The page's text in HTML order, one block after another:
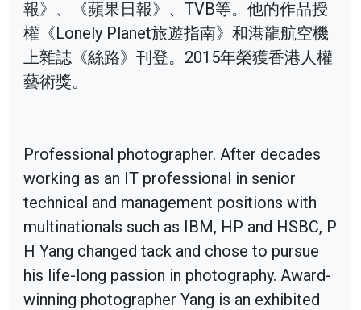
報》、《蘋果日報》、TVB等。他的作品授
權《Lonely Planet旅遊指南》和港龍航空機
上雜誌《絲路》刊登。2015年榮獲香港人權
藝術獎。
Professional photographer. After decades
working as an IT professional in senior
technical and management positions with
multinationals such as IBM, HP and HSBC, P
H Yang changed tack and chose to pursue
his life-long passion in photography. Award-
winning photographer Yang is an exhibited